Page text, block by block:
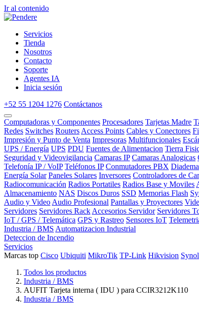
Ir al contenido
Servicios
Tienda
Nosotros
Contacto
Soporte
Agentes IA
Inicia sesión
+52 55 1204 1276 Contáctanos
Computadoras y Componentes Procesadores Tarjetas Madre
Redes Switches Routers Access Points Cables y Conectores
Impresión y Punto de Venta Impresoras Multifuncionales
UPS / Energía UPS PDU Fuentes de Alimentacion Tierra
Seguridad y Videovigilancia Camaras IP Camaras Analogicas
Telefonía IP / VoIP Teléfonos IP Conmutadores PBX
Energía Solar Paneles Solares Inversores Controladores de
Radiocomunicación Radios Portatiles Radios Base y Moviles
Almacenamiento NAS Discos Duros SSD Memorias Flash
Audio y Video Audio Profesional Pantallas y Proyectores
Servidores Servidores Rack Accesorios Servidor Servidores
IoT / GPS / Telemática GPS y Rastreo Sensores IoT
Industria / BMS Automatizacion Industrial
Deteccion de Incendio
Servicios
Marcas top Cisco Ubiquiti MikroTik TP-Link Hikvision
Todos los productos
Industria / BMS
AUFIT Tarjeta interna ( IDU ) para CCIR3212K110
Industria / BMS